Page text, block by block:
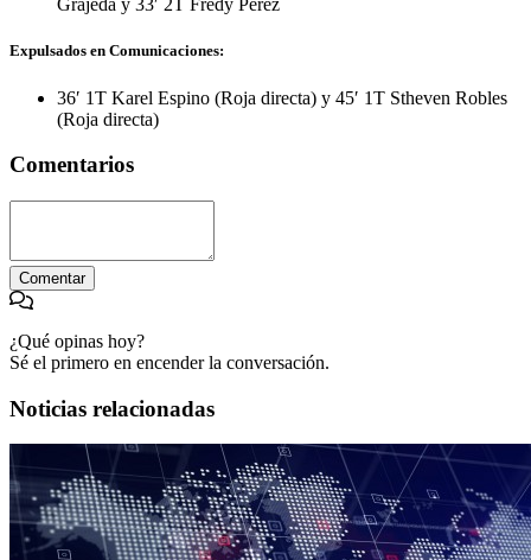
Grajeda y 33′ 2T Fredy Pérez
Expulsados en Comunicaciones:
36′ 1T Karel Espino (Roja directa) y 45′ 1T Stheven Robles
(Roja directa)
Comentarios
Comentar
¿Qué opinas hoy?
Sé el primero en encender la conversación.
Noticias relacionadas